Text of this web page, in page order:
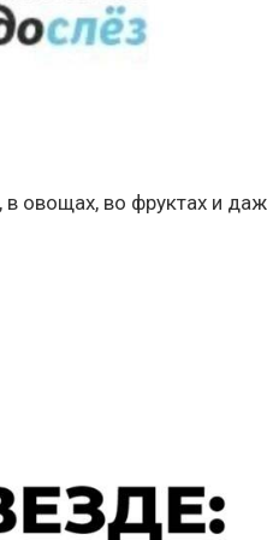
овощах, во фруктах и